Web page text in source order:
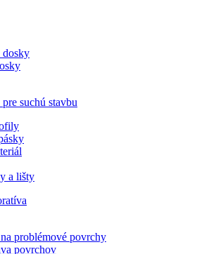
dosky
suchú stavbu
a lišty
problémové povrchy
povrchov